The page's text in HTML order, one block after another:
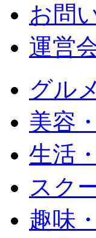
お問
運営
グルメ
美容
生活
スク
趣味